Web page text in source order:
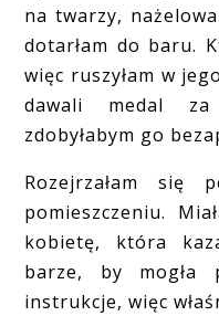
na twarzy,
dotarłam do baru.
więc ruszyłam w
dawali medal
zdobyłabym go
Rozejrzałam się
pomieszczeniu.
kobietę, która
barze, by mogła
instrukcje, więc